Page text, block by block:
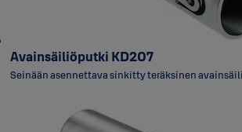
Avainsäiliöputki KD207
Seinään asennettava sinkitty teräksinen